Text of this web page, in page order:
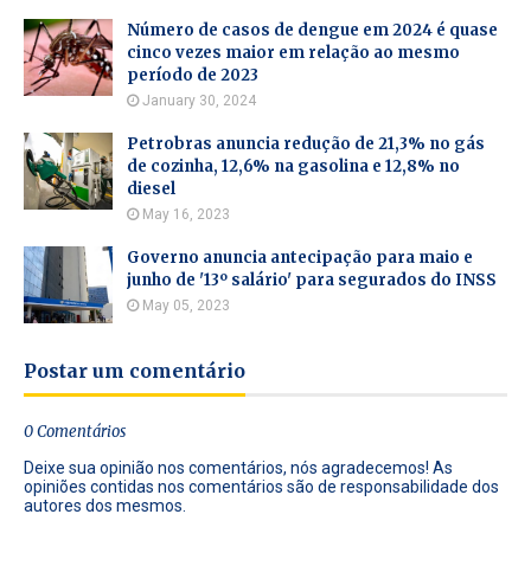
Número de casos de dengue em 2024 é quase
cinco vezes maior em relação ao mesmo
período de 2023
January 30, 2024
Petrobras anuncia redução de 21,3% no gás
de cozinha, 12,6% na gasolina e 12,8% no
diesel
May 16, 2023
Governo anuncia antecipação para maio e
junho de '13º salário' para segurados do INSS
May 05, 2023
Postar um comentário
0 Comentários
Deixe sua opinião nos comentários, nós agradecemos! As
opiniões contidas nos comentários são de responsabilidade dos
autores dos mesmos.